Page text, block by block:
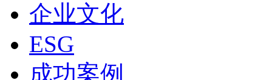
企业文化
ESG
成功案例